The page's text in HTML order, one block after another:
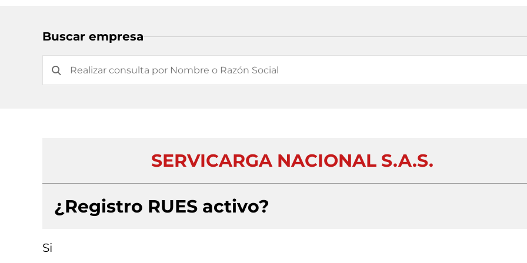
Buscar empresa
SERVICARGA NACIONAL S.A.S.
¿Registro RUES activo?
Si